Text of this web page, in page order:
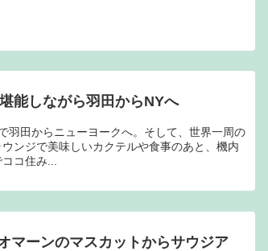
能しながら羽田からNYへ
羽田からニューヨークへ。そして、世界一周の
ンジで美味しいカクテルや食事のあと、機内
コ住み...
マーンのマスカットからサウジア